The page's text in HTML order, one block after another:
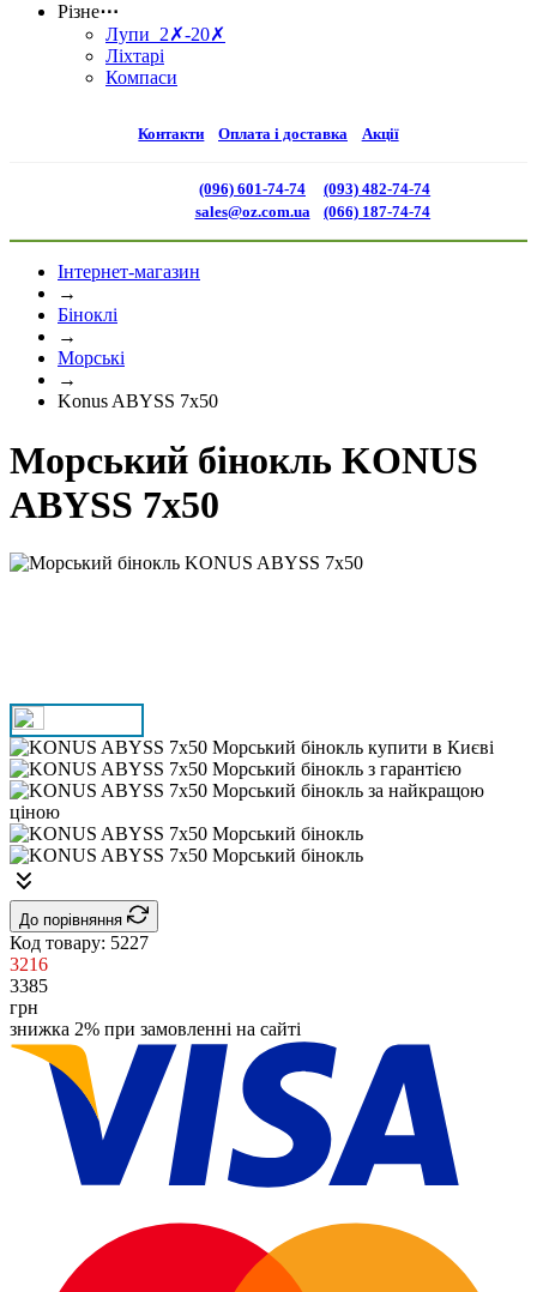
Різне⋯
Лупи 2✗-20✗
Ліхтарі
Компаси
Контакти Оплата і доставка Акції
(096) 601-74-74
sales@oz.com.ua
(093) 482-74-74
(066) 187-74-74
Інтернет-магазин
→
Біноклі
→
Морські
→
Konus ABYSS 7x50
Морський бінокль KONUS
ABYSS 7x50
До порівняння
Код товару: 5227
3216
3385
грн
знижка 2% при замовленні на сайті